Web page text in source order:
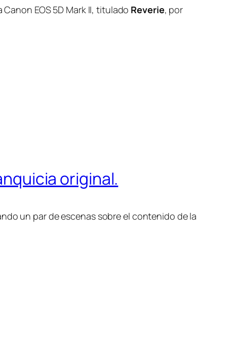
EOS 5D Mark II, titulado Reverie, por
original.
un par de escenas sobre el contenido de la